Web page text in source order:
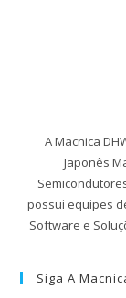
A Macnica
Japonês
possui equipes
Software e
Siga A